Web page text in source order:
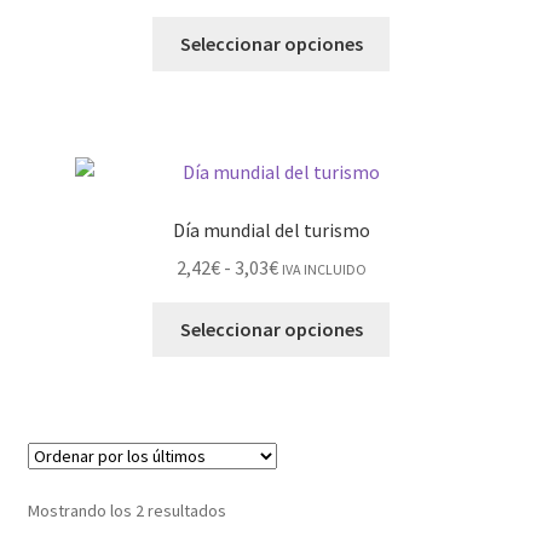
Seleccionar opciones
Día mundial del turismo
2,42€ - 3,03€ IVA INCLUIDO
Seleccionar opciones
Mostrando los 2 resultados